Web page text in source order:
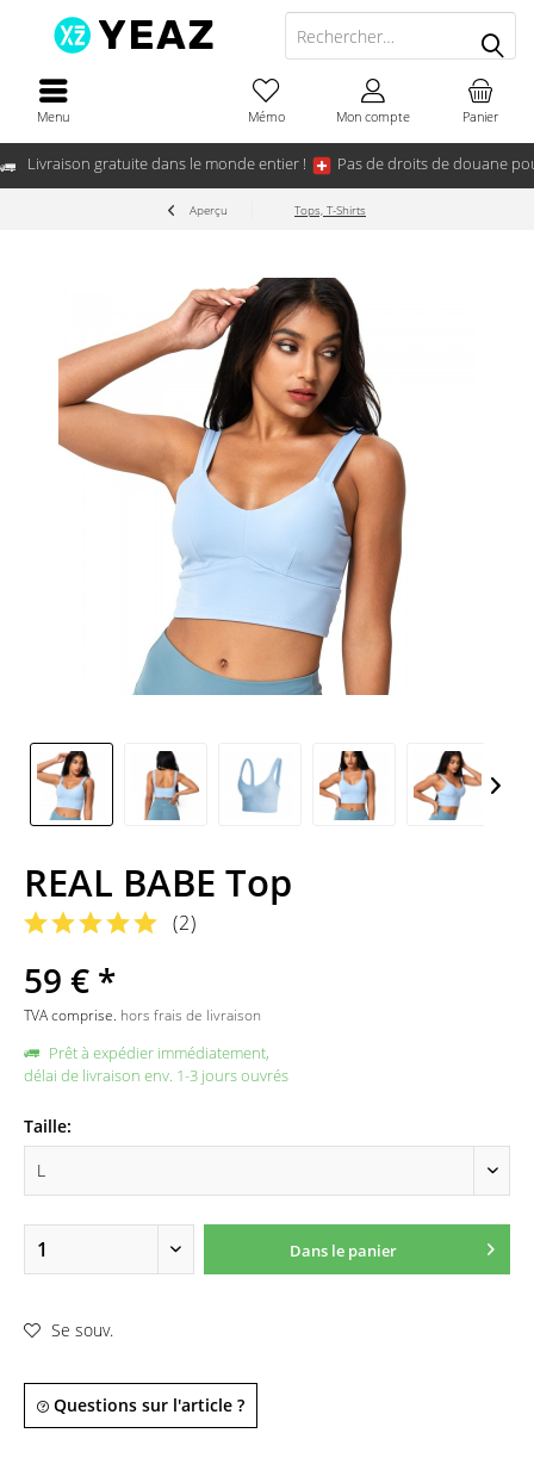
Livraison gratuite dans le monde entier ! Pas de droits de douane
Menu Panier
Mémo Mon compte
Aperçu Tops, T-Shirts
REAL BABE Top
(2)
59 € *
TVA comprise. hors frais de livraison
Prêt à expédier immédiatement,
délai de livraison env. 1-3 jours ouvrés
Taille:
Dans le panier
Se souv.
Questions sur l'article ?